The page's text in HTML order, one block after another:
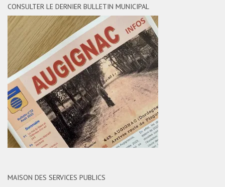
CONSULTER LE DERNIER BULLETIN MUNICIPAL
MAISON DES SERVICES PUBLICS